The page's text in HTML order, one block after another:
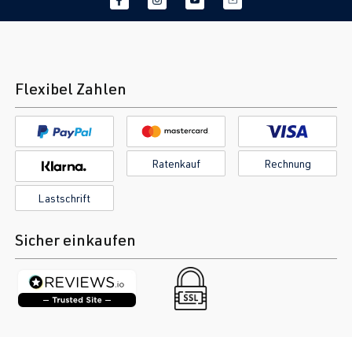
Flexibel Zahlen
Ratenkauf Rechnung
Lastschrift
Sicher einkaufen